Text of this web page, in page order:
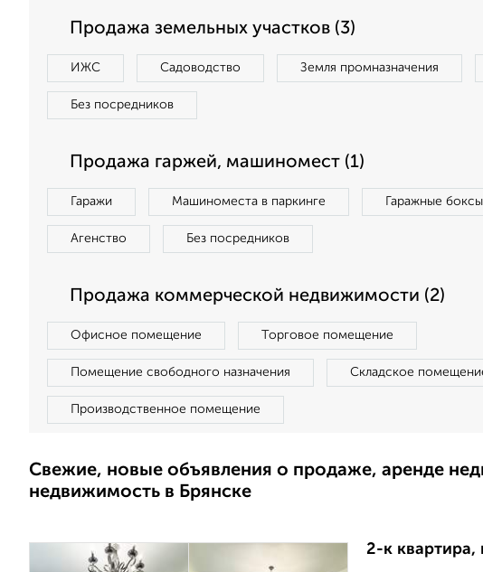
Продажа земельных участков (3)
ИЖС Садоводство Земля промназначения
Без посредников
Продажа гаржей, машиномест (1)
Гаражи Машиноместа в паркинге Гаражные боксы
Агенство Без посредников
Продажа коммерческой недвижимости (2)
Офисное помещение Торговое помещение
Помещение свободного назначения Складское
Производственное помещение
Свежие, новые объявления о продаже, аренде
недвижимость в Брянске
2-к квартира,